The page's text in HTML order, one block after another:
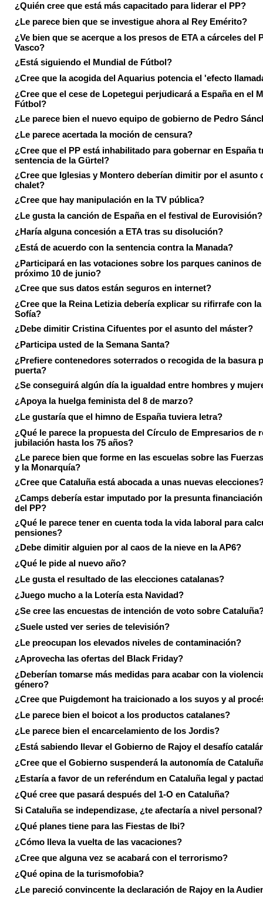
¿Quién cree que está más capacitado para liderar el PP?
¿Le parece bien que se investigue ahora al Rey Emérito?
¿Ve bien que se acerque a los presos de ETA a cárceles del
Vasco?
¿Está siguiendo el Mundial de Fútbol?
¿Cree que la acogida del Aquarius potencia el 'efecto
¿Cree que el cese de Lopetegui perjudicará a España en el
Fútbol?
¿Le parece bien el nuevo equipo de gobierno de Pedro
¿Le parece acertada la moción de censura?
¿Cree que el PP está inhabilitado para gobernar en España
sentencia de la Gürtel?
¿Cree que Iglesias y Montero deberían dimitir por el asunto
chalet?
¿Cree que hay manipulación en la TV pública?
¿Le gusta la canción de España en el festival de Eurovisión?
¿Haría alguna concesión a ETA tras su disolución?
¿Está de acuerdo con la sentencia contra la Manada?
¿Participará en las votaciones sobre los parques caninos de
próximo 10 de junio?
¿Cree que sus datos están seguros en internet?
¿Cree que la Reina Letizia debería explicar su rifirrafe con la
Sofía?
¿Debe dimitir Cristina Cifuentes por el asunto del máster?
¿Participa usted de la Semana Santa?
¿Prefiere contenedores soterrados o recogida de la basura
puerta?
¿Se conseguirá algún día la igualdad entre hombres y
¿Apoya la huelga feminista del 8 de marzo?
¿Le gustaría que el himno de España tuviera letra?
¿Qué le parece la propuesta del Círculo de Empresarios de
jubilación hasta los 75 años?
¿Le parece bien que forme en las escuelas sobre las
y la Monarquía?
¿Cree que Cataluña está abocada a unas nuevas
¿Camps debería estar imputado por la presunta
del PP?
¿Qué le parece tener en cuenta toda la vida laboral para
pensiones?
¿Debe dimitir alguien por al caos de la nieve en la AP6?
¿Qué le pide al nuevo año?
¿Le gusta el resultado de las elecciones catalanas?
¿Juego mucho a la Lotería esta Navidad?
¿Se cree las encuestas de intención de voto sobre
¿Suele usted ver series de televisión?
¿Le preocupan los elevados niveles de contaminación?
¿Aprovecha las ofertas del Black Friday?
¿Deberían tomarse más medidas para acabar con la
género?
¿Cree que Puigdemont ha traicionado a los suyos y al
¿Le parece bien el boicot a los productos catalanes?
¿Le parece bien el encarcelamiento de los Jordis?
¿Está sabiendo llevar el Gobierno de Rajoy el desafío
¿Cree que el Gobierno suspenderá la autonomía de
¿Estaría a favor de un referéndum en Cataluña legal y
¿Qué cree que pasará después del 1-O en Cataluña?
Si Cataluña se independizase, ¿te afectaría a nivel personal?
¿Qué planes tiene para las Fiestas de Ibi?
¿Cómo lleva la vuelta de las vacaciones?
¿Cree que alguna vez se acabará con el terrorismo?
¿Qué opina de la turismofobia?
¿Le pareció convincente la declaración de Rajoy en la